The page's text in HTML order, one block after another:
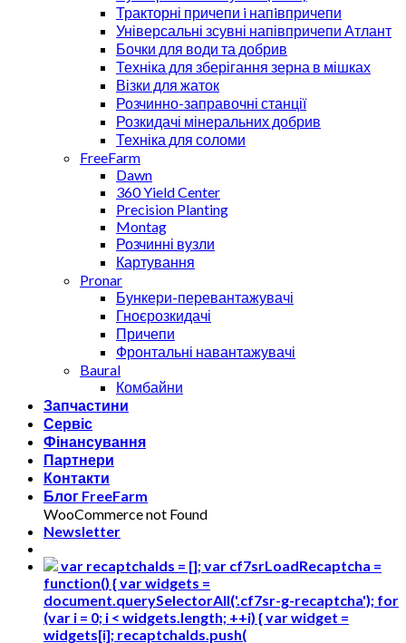
Тракторні причепи i напiвпричепи
Універсальні зсувні напівпричепи Атлант
Бочки для води та добрив
Техніка для зберігання зерна в мішках
Візки для жаток
Розчинно-заправочні станції
Розкидачі мінеральних добрив
Техніка для соломи
FreeFarm
Dawn
360 Yield Center
Precision Planting
Montag
Розчинні вузли
Картування
Pronar
Бункери-перевантажувачі
Гноєрозкидачі
Причепи
Фронтальні навантажувачі
Baural
Комбайни
Запчастини
Сервіс
Фінансування
Партнери
Контакти
Блог FreeFarm
WooCommerce not Found
Newsletter
var recaptchaIds = []; var cf7srLoadRecaptcha =
function() { var widgets =
document.querySelectorAll('.cf7sr-g-recaptcha'); for
(var i = 0; i < widgets.length; ++i) { var widget =
widgets[i]; recaptchaIds.push(